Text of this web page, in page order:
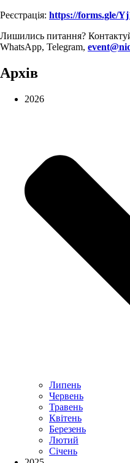
Реєстрація: https://forms.gle/
Лишились питання?
WhatsApp, Telegram,
Архів
2026
Липень
Червень
Травень
Квітень
Березень
Лютий
Січень